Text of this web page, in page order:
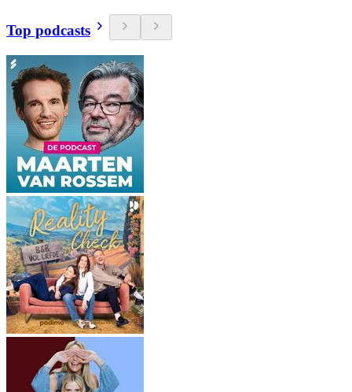
Top podcasts